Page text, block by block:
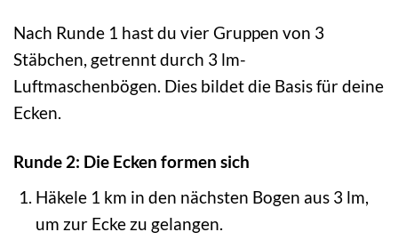
Nach Runde 1 hast du vier Gruppen von 3
Stäbchen, getrennt durch 3 lm-
Luftmaschenbögen. Dies bildet die Basis für deine
Ecken.
Runde 2: Die Ecken formen sich
Häkele 1 km in den nächsten Bogen aus 3 lm,
um zur Ecke zu gelangen.